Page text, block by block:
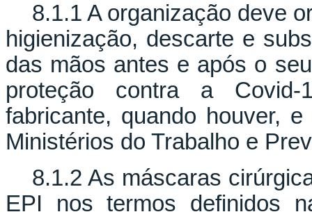
8.1.1 A organização deve
higienização, descarte e
das mãos antes e após o
proteção contra a
fabricante, quando houver,
Ministérios do Trabalho e
8.1.2 As máscaras
EPI nos termos definidos